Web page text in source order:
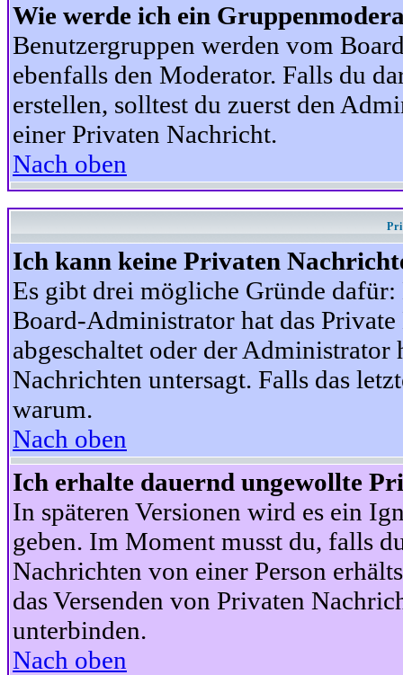
Wie werde ich ein
Benutzergruppen werden vom
ebenfalls den Moderator. Falls du
erstellen, solltest du zuerst den
einer Privaten Nachricht.
Nach oben
Ich kann keine Privaten
Es gibt drei mögliche Gründe
Board-Administrator hat das
abgeschaltet oder der
Nachrichten untersagt. Falls das
warum.
Nach oben
Ich erhalte dauernd ungewollte
In späteren Versionen wird es ein
geben. Im Moment musst du, falls
Nachrichten von einer Person
das Versenden von Privaten
unterbinden.
Nach oben